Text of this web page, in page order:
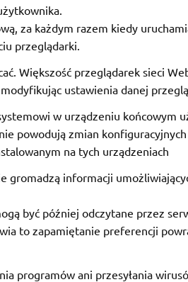
za każdym razem kiedy
przeglądarki.
Większość przeglądarek sieci
ustawienia danej
w urządzeniu końcowym
powodują zmian
na tych urządzeniach
gromadzą informacji
być później odczytane przez
to zapamiętanie preferencji
programów ani przesyłania